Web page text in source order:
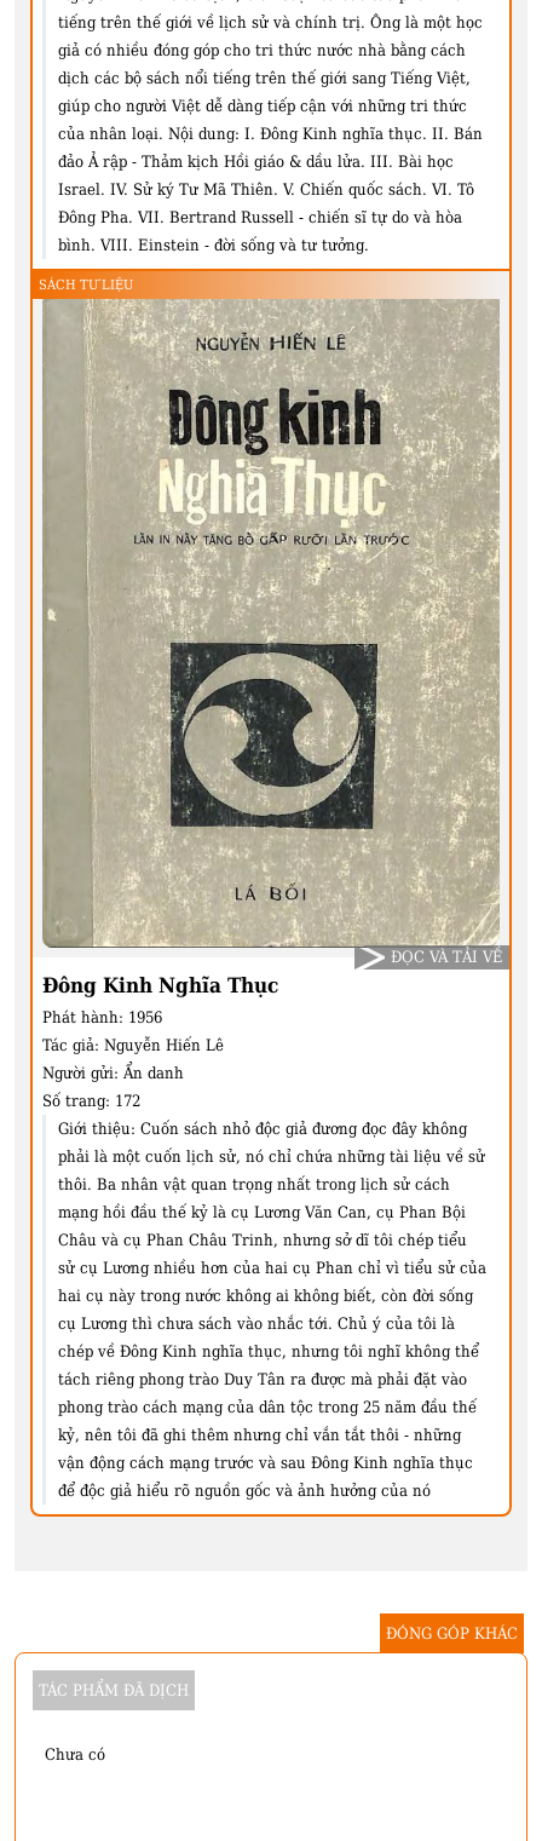
tiếng trên thế giới về lịch sử và chính trị. Ông là một học
giả có nhiều đóng góp cho tri thức nước nhà bằng cách
dịch các bộ sách nổi tiếng trên thế giới sang Tiếng Việt,
giúp cho người Việt dễ dàng tiếp cận với những tri thức
của nhân loại. Nội dung: I. Đông Kinh nghĩa thục. II. Bán
đảo Ả rập - Thảm kịch Hồi giáo & dầu lửa. III. Bài học
Israel. IV. Sử ký Tư Mã Thiên. V. Chiến quốc sách. VI. Tô
Đông Pha. VII. Bertrand Russell - chiến sĩ tự do và hòa
bình. VIII. Einstein - đời sống và tư tưởng.
SÁCH TƯ LIỆU
Đông Kinh Nghĩa Thục
Phát hành: 1956
Tác giả: Nguyễn Hiến Lê
Người gửi: Ẩn danh
Số trang: 172
Giới thiệu: Cuốn sách nhỏ độc giả đương đọc đây không
phải là một cuốn lịch sử, nó chỉ chứa những tài liệu về sử
thôi. Ba nhân vật quan trọng nhất trong lịch sử cách
mạng hồi đầu thế kỷ là cụ Lương Văn Can, cụ Phan Bội
Châu và cụ Phan Châu Trinh, nhưng sở dĩ tôi chép tiểu
sử cụ Lương nhiều hơn của hai cụ Phan chỉ vì tiểu sử của
hai cụ này trong nước không ai không biết, còn đời sống
cụ Lương thì chưa sách vào nhắc tới. Chủ ý của tôi là
chép về Đông Kinh nghĩa thục, nhưng tôi nghĩ không thể
tách riêng phong trào Duy Tân ra được mà phải đặt vào
phong trào cách mạng của dân tộc trong 25 năm đầu thế
kỷ, nên tôi đã ghi thêm nhưng chỉ vắn tắt thôi - những
vận động cách mạng trước và sau Đông Kinh nghĩa thục
để độc giả hiểu rõ nguồn gốc và ảnh hưởng của nó
ĐỌC VÀ TẢI VỀ
ĐÓNG GÓP KHÁC
TÁC PHẨM ĐÃ DỊCH
Chưa có